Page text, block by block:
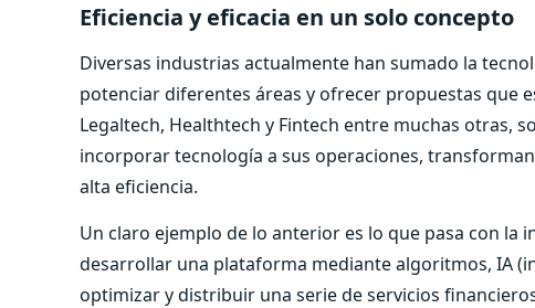
Eficiencia y eficacia en un solo concepto
Diversas industrias actualmente han sumado la
potenciar diferentes áreas y ofrecer propuestas que
Legaltech, Healthtech y Fintech entre muchas otras,
incorporar tecnología a sus operaciones,
alta eficiencia.
Un claro ejemplo de lo anterior es lo que pasa con la
desarrollar una plataforma mediante algoritmos, IA
optimizar y distribuir una serie de servicios